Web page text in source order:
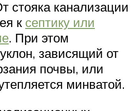
стояка канализации
к септику или
. При этом
зависящий от
почвы, или
минватой.